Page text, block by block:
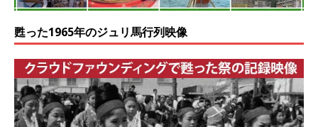
甦った1965年のジュリ馬行列映像